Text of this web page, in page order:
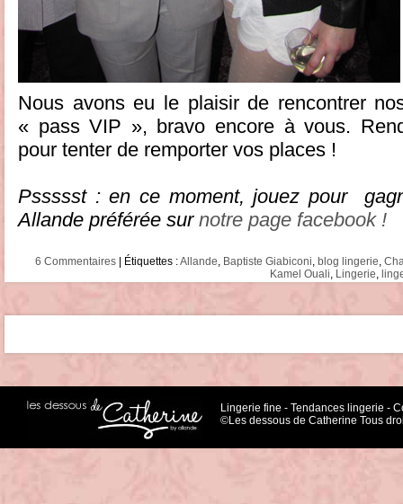
Nous avons eu le plaisir de rencontrer
« pass VIP », bravo encore à vous.
pour tenter de remporter vos places !
Pssssst : en ce moment, jouez pour
Allande préférée sur notre page facebook !
6 Commentaires | Étiquettes :Allande Baptiste Giabiconi blog lingerie
Kamel Ouali Lingerie
Lingerie fine - Tendances lingerie -
©Les dessous de Catherine Tous